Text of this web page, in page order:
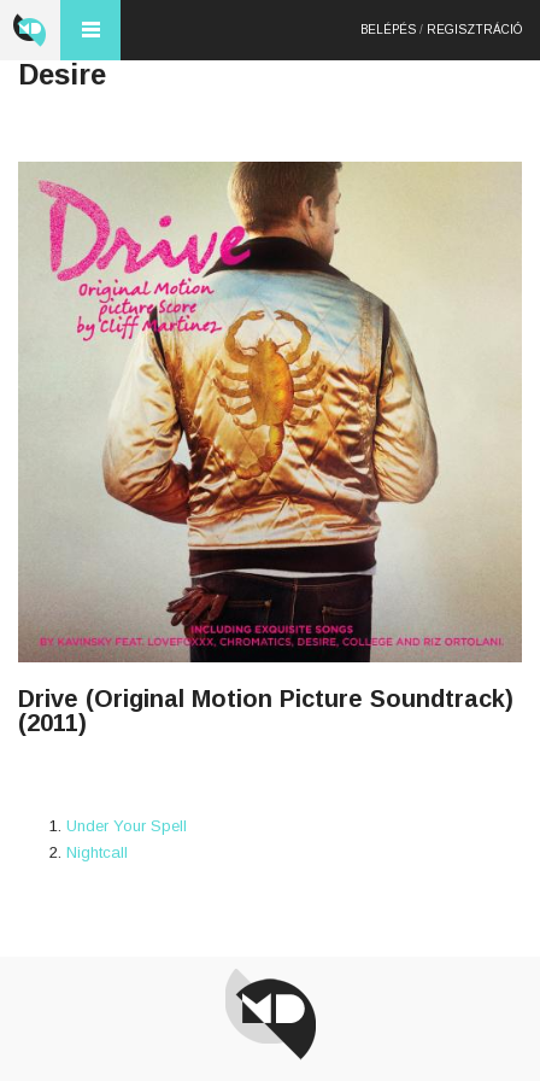
BELÉPÉS / REGISZTRÁCIÓ
Desire
Drive (Original Motion Picture Soundtrack)
(2011)
Under Your Spell
Nightcall